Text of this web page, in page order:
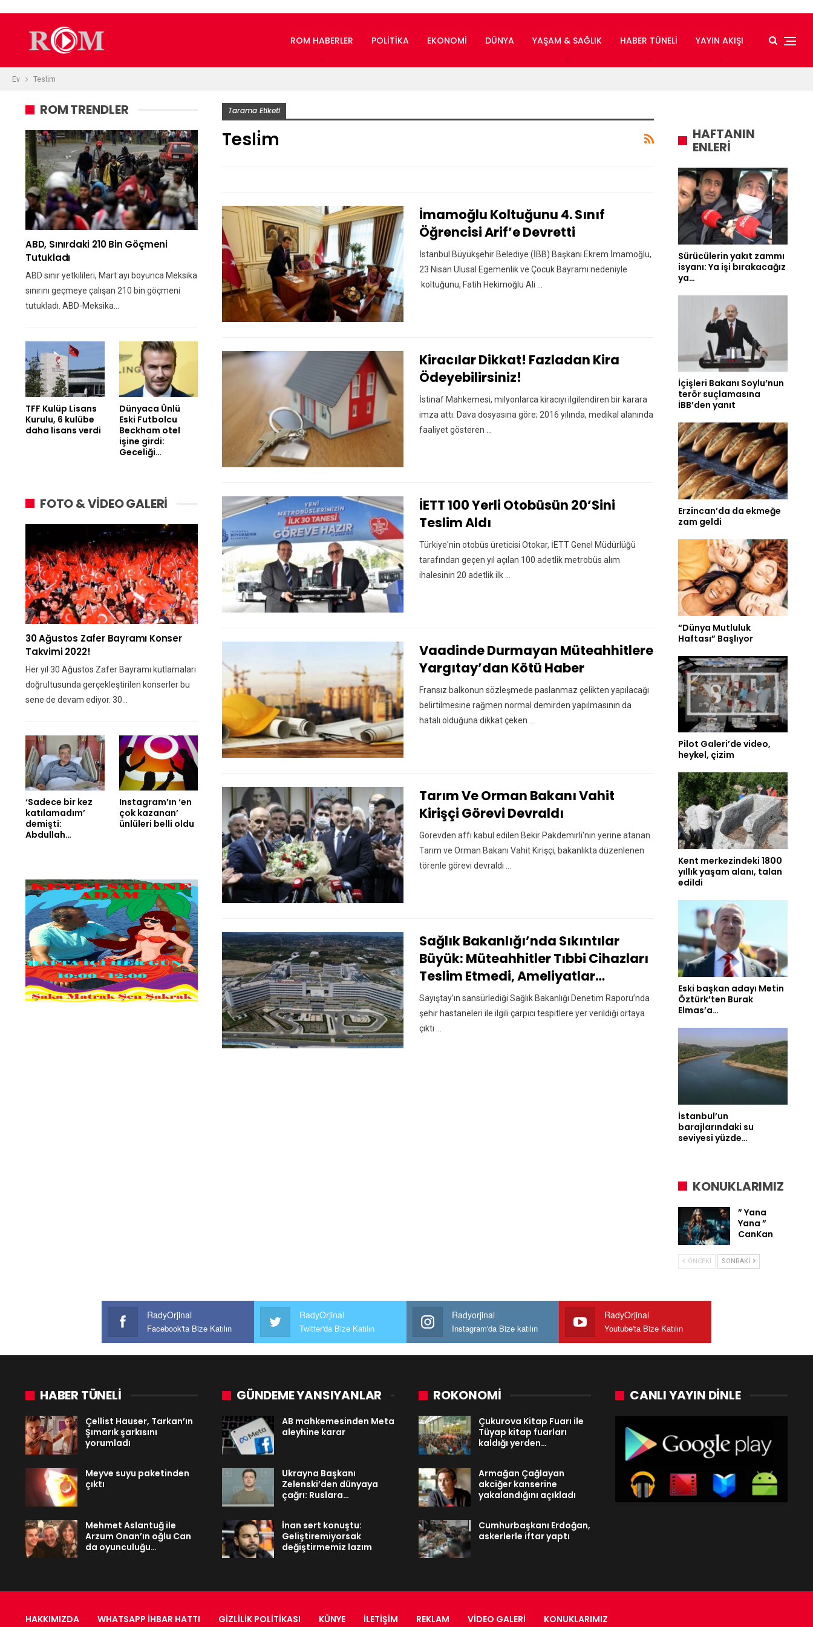
ROM HABERLER POLITIKA EKONOMI DÜNYA YAŞAM & SAĞLIK HABER TÜNELI YAYIN AKIŞI
Ev Tesli̇m
Tarama Etiketi
Tesli̇m
İmamoğlu Koltuğunu 4. Sınıf
Öğrencisi Arif’e Devretti
İstanbul Büyükşehir Belediye (İBB) Başkanı Ekrem İmamoğlu,
23 Nisan Ulusal Egemenlik ve Çocuk Bayramı nedeniyle
koltuğunu, Fatih Hekimoğlu Ali ...
Kiracılar Dikkat! Fazladan Kira
Ödeyebilirsiniz!
İstinaf Mahkemesi, milyonlarca kiracıyı ilgilendiren bir karara
imza attı. Dava dosyasına göre; 2016 yılında, medikal alanında
faaliyet gösteren ...
İETT 100 Yerli Otobüsün 20’sini
Teslim Aldı
Türkiye'nin otobüs üreticisi Otokar, İETT Genel Müdürlüğü
tarafından geçen yıl açılan 100 adetlik metrobüs alım
ihalesinin 20 adetlik ilk ...
Vaadinde Durmayan Müteahhitlere
Yargıtay’dan Kötü Haber
Fransız balkonun sözleşmede paslanmaz çelikten yapılacağı
belirtilmesine rağmen normal demirden yapılmasının da
hatalı olduğuna dikkat çeken ...
Tarım Ve Orman Bakanı Vahit
Kirişçi Görevi Devraldı
Görevden affı kabul edilen Bekir Pakdemirli'nin yerine atanan
Tarım ve Orman Bakanı Vahit Kirişçi, bakanlıkta düzenlenen
törenle görevi devraldı ...
Sağlık Bakanlığı’nda Sıkıntılar
Büyük: Müteahhitler Tıbbi Cihazları
Teslim Etmedi, Ameliyatlar…
Sayıştay’ın sansürlediği Sağlık Bakanlığı Denetim Raporu’nda
şehir hastaneleri ile ilgili çarpıcı tespitlere yer verildiği ortaya
çıktı ...
ROM TRENDLER
ABD, Sınırdaki 210 Bin Göçmeni
Tutukladı
ABD sınır yetkilileri, Mart ayı boyunca Meksika
sınırını geçmeye çalışan 210 bin göçmeni
tutukladı. ABD-Meksika…
TFF Kulüp Lisans
Kurulu, 6 kulübe
daha lisans verdi
Dünyaca Ünlü
Eski Futbolcu
Beckham otel
işine girdi:
Geceliği…
FOTO & VİDEO GALERİ
30 Ağustos Zafer Bayramı Konser
Takvimi 2022!
Her yıl 30 Ağustos Zafer Bayramı kutlamaları
doğrultusunda gerçekleştirilen konserler bu
sene de devam ediyor. 30…
‘Sadece bir kez
katılamadım’
demişti:
Abdullah…
Instagram’ın ‘en
çok kazanan’
ünlüleri belli oldu
HAFTANIN
ENLERİ
Sürücülerin yakıt zammı
isyanı: Ya işi bırakacağız
ya…
İçişleri Bakanı Soylu’nun
terör suçlamasına
İBB’den yanıt
Erzincan’da da ekmeğe
zam geldi
“Dünya Mutluluk
Haftası” Başlıyor
Pilot Galeri’de video,
heykel, çizim
Kent merkezindeki 1800
yıllık yaşam alanı, talan
edildi
Eski başkan adayı Metin
Öztürk’ten Burak
Elmas’a…
İstanbul’un
barajlarındaki su
seviyesi yüzde…
KONUKLARIMIZ
” Yana
Yana ”
CanKan
ÖNCEKI SONRAKI
RadyOrjinal
Facebook'ta Bize Katılın
RadyOrjinal
Twitter'da Bize Katılın
Radyorjinal
Instagram'da Bize katılın
RadyOrjinal
Youtube'ta Bize Katılın
HABER TÜNELİ
Çellist Hauser, Tarkan’ın
Şımarık şarkısını
yorumladı
Meyve suyu paketinden
çıktı
Mehmet Aslantuğ ile
Arzum Onan’ın oğlu Can
da oyunculuğu…
GÜNDEME YANSIYANLAR
AB mahkemesinden Meta
aleyhine karar
Ukrayna Başkanı
Zelenski’den dünyaya
çağrı: Ruslara…
İnan sert konuştu:
Geliştiremiyorsak
değiştirmemiz lazım
ROKONOMİ
Çukurova Kitap Fuarı ile
Tüyap kitap fuarları
kaldığı yerden…
Armağan Çağlayan
akciğer kanserine
yakalandığını açıkladı
Cumhurbaşkanı Erdoğan,
askerlerle iftar yaptı
CANLI YAYIN DINLE
HAKKIMIZDA WHATSAPP İHBAR HATTI GIZLILIK POLITIKASI KÜNYE İLETIŞIM REKLAM VIDEO GALERI KONUKLARIMIZ